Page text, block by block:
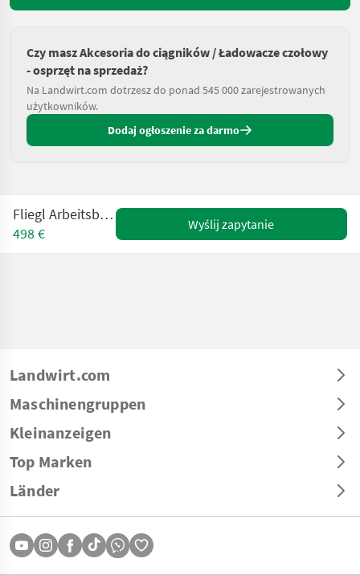
Czy masz Akcesoria do ciągników / Ładowacze czołowy
- osprzęt na sprzedaż?
Na Landwirt.com dotrzesz do ponad 545 000 zarejestrowanych
użytkowników.
Dodaj ogłoszenie za darmo
Fliegl Arbeitsbühne Light
498 €
Wyślij zapytanie
Landwirt.com
Maschinengruppen
Kleinanzeigen
Top Marken
Länder